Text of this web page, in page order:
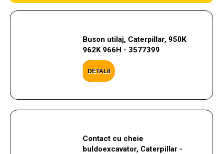
Buson utilaj, Caterpillar, 950K
962K 966H - 3577399
DETALII
Contact cu cheie
buldoexcavator, Caterpillar -